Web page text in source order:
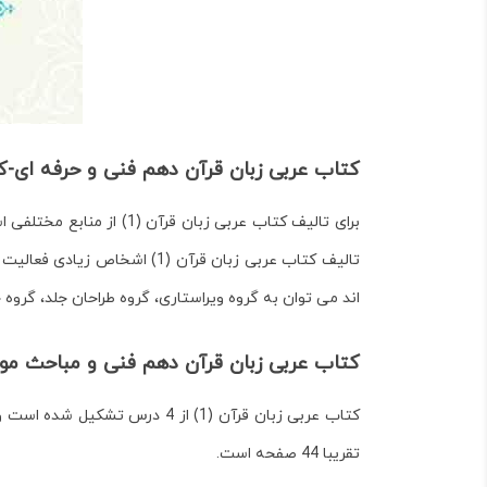
کتاب عربی زبان قرآن دهم فنی و حرفه ای-
برای تالیف کتاب
اند می توان به گروه ویراستاری، گروه طراحان جلد،
کتاب عربی زبان قرآن دهم فنی و مباحث
کتاب عربی زبان قرآن (1)
تقریبا 44 صفحه است.